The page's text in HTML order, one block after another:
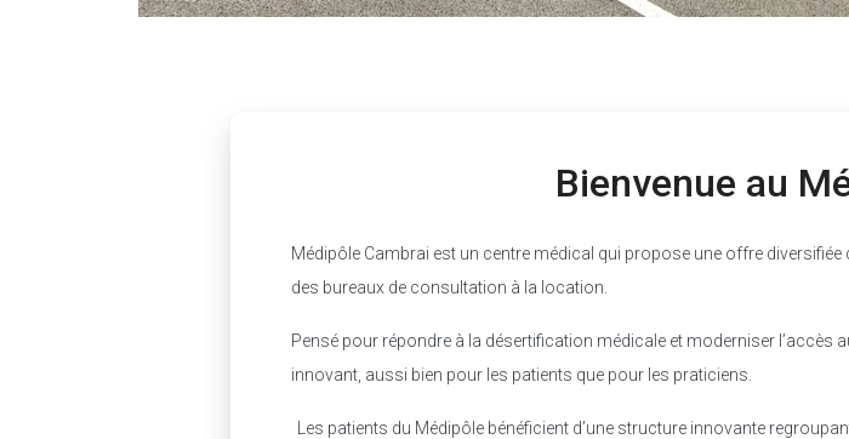
Bienvenue au
Médipôle Cambrai est un centre médical qui propose une offre
des bureaux de consultation à la location.
Pensé pour répondre à la désertification médicale et moderniser
innovant, aussi bien pour les patients que pour les praticiens.
Les patients du Médipôle bénéficient d’une structure innovante